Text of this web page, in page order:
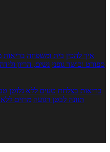
איך להכין בית ומשפחה בריאות
ספורט וכושר גופני נשים, הריון ולידה
בריאות בצלחת טעים ללא גלוטן
תזונה לבטן רגועה מרזים